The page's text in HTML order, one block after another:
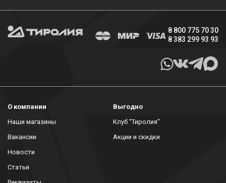
8 800 775 70 30
8 383 299 93 93
О компании
Наши магазины
Вакансии
Новости
Статьи
Выгодно
Клуб "Тиролия"
Акции и скидки